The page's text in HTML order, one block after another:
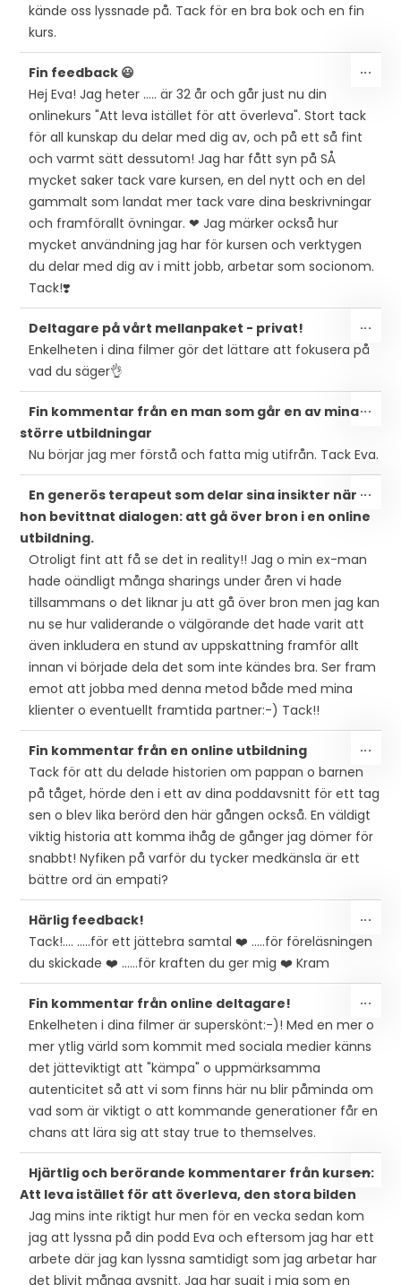
kände oss lyssnade på. Tack för en bra bok och en fin
kurs.
Fin feedback 😃
Hej Eva! Jag heter ..... är 32 år och går just nu din
onlinekurs "Att leva istället för att överleva". Stort tack
för all kunskap du delar med dig av, och på ett så fint
och varmt sätt dessutom! Jag har fått syn på SÅ
mycket saker tack vare kursen, en del nytt och en del
gammalt som landat mer tack vare dina beskrivningar
och framförallt övningar. ❤ Jag märker också hur
mycket användning jag har för kursen och verktygen
du delar med dig av i mitt jobb, arbetar som socionom.
Tack!❣️
...
Deltagare på vårt mellanpaket - privat!
Enkelheten i dina filmer gör det lättare att fokusera på
vad du säger👌
...
Fin kommentar från en man som går en av mina
större utbildningar
Nu börjar jag mer förstå och fatta mig utifrån. Tack Eva.
...
En generös terapeut som delar sina insikter när
hon bevittnat dialogen: att gå över bron i en online
utbildning.
Otroligt fint att få se det in reality!! Jag o min ex-man
hade oändligt många sharings under åren vi hade
tillsammans o det liknar ju att gå över bron men jag kan
nu se hur validerande o välgörande det hade varit att
även inkludera en stund av uppskattning framför allt
innan vi började dela det som inte kändes bra. Ser fram
emot att jobba med denna metod både med mina
klienter o eventuellt framtida partner:-) Tack!!
...
Fin kommentar från en online utbildning
Tack för att du delade historien om pappan o barnen
på tåget, hörde den i ett av dina poddavsnitt för ett tag
sen o blev lika berörd den här gången också. En väldigt
viktig historia att komma ihåg de gånger jag dömer för
snabbt! Nyfiken på varför du tycker medkänsla är ett
bättre ord än empati?
...
Härlig feedback!
Tack!…. .....för ett jättebra samtal ❤️ …..för föreläsningen
du skickade ❤️ ……för kraften du ger mig ❤️ Kram
...
Fin kommentar från online deltagare!
Enkelheten i dina filmer är superskönt:-)! Med en mer o
mer ytlig värld som kommit med sociala medier känns
det jätteviktigt att "kämpa" o uppmärksamma
autenticitet så att vi som finns här nu blir påminda om
vad som är viktigt o att kommande generationer får en
chans att lära sig att stay true to themselves.
...
Hjärtlig och berörande kommentarer från kursen:
Att leva istället för att överleva, den stora bilden
Jag mins inte riktigt hur men för en vecka sedan kom
jag att lyssna på din podd Eva och eftersom jag har ett
arbete där jag kan lyssna samtidigt som jag arbetar har
det blivit många avsnitt. Jag har sugit i mig som en
...SLÅ